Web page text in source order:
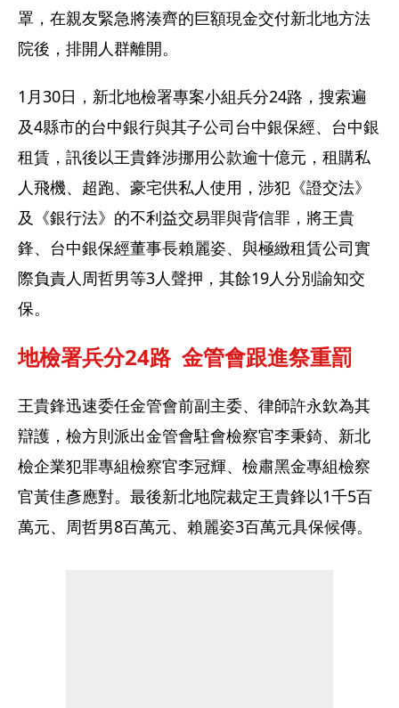
罩，在親友緊急將湊齊的巨額現金交付新北地方法
院後，排開人群離開。
1月30日，新北地檢署專案小組兵分24路，搜索遍
及4縣市的台中銀行與其子公司台中銀保經、台中銀
租賃，訊後以王貴鋒涉挪用公款逾十億元，租購私
人飛機、超跑、豪宅供私人使用，涉犯《證交法》
及《銀行法》的不利益交易罪與背信罪，將王貴
鋒、台中銀保經董事長賴麗姿、與極緻租賃公司實
際負責人周哲男等3人聲押，其餘19人分別諭知交
保。
地檢署兵分24路  金管會跟進祭重罰
王貴鋒迅速委任金管會前副主委、律師許永欽為其
辯護，檢方則派出金管會駐會檢察官李秉錡、新北
檢企業犯罪專組檢察官李冠輝、檢肅黑金專組檢察
官黃佳彥應對。最後新北地院裁定王貴鋒以1千5百
萬元、周哲男8百萬元、賴麗姿3百萬元具保候傳。